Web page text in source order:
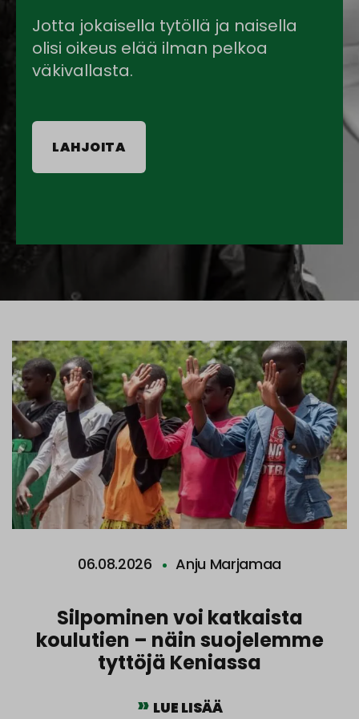
Jotta jokaisella tytöllä ja naisella
olisi oikeus elää ilman pelkoa
väkivallasta.
LAHJOITA
06.08.2026 Anju Marjamaa
Silpominen voi katkaista
koulutien – näin suojelemme
tyttöjä Keniassa
LUE LISÄÄ